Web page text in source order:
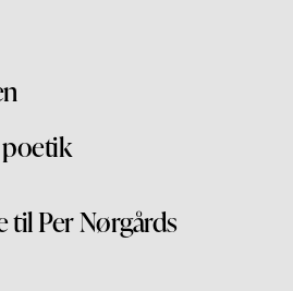
til Per Nørgårds